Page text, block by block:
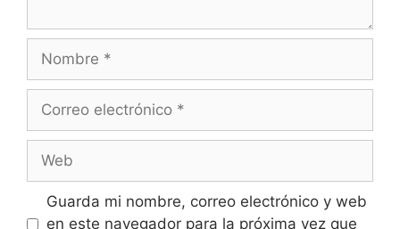
Nombre
Correo
Web
Guarda mi nombre, correo electrónico y web
en este navegador para la próxima vez que